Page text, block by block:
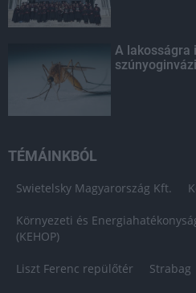
A lakosságra
TÉMÁINKBÓL
Swietelsky Magyarország Kft.
Környezeti és
(KEHOP)
Liszt Ferenc repülőtér Strabag